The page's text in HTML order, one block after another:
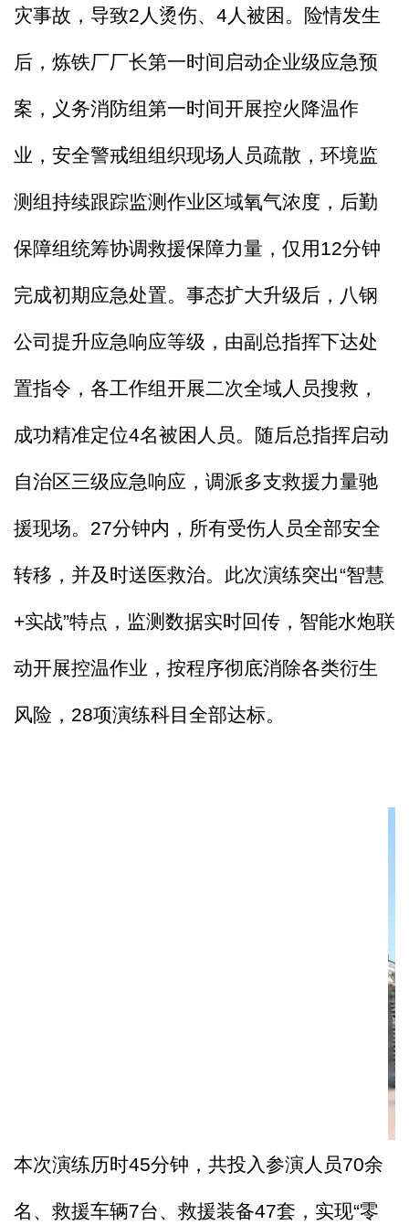
灾事故， 导致2 人烫伤、 4 人被困。险情发生
后，炼铁厂厂长第一时间启动企业级应急预
案，义务消防组第一时间开展控火降温作
业，安全警戒组组织现场人员疏散，环境监
测组持续跟踪监测作业区域氧气浓度，后勤
保障组统筹协调救援保障力量，仅用12分钟
完成初期应急处置。事态扩大升级后，八钢
公司提升应急响应等级，由副总指挥下达处
置指令，各工作组开展二次全域人员搜救，
成功精准定位4名被困人员。随后总指挥启动
自治区三级应急响应，调派多支救援力量驰
援现场。 27分钟内，所有受伤人员全部安全
转移，并及时送医救治。此次演练突出“智慧
+实战”特点，监测数据实时回传，智能水炮联
动开展控温作业，按程序彻底消除各类衍生
风险， 28项演练科目全部达标。
本次演练历时45分钟 ， 共投入参演人员70余
名 、救援车辆7台、救援装备47套，实现“零